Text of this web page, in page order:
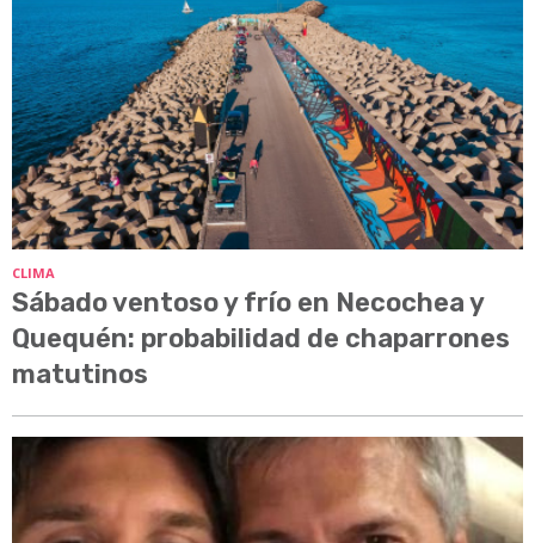
CLIMA
Sábado ventoso y frío en Necochea y
Quequén: probabilidad de chaparrones
matutinos